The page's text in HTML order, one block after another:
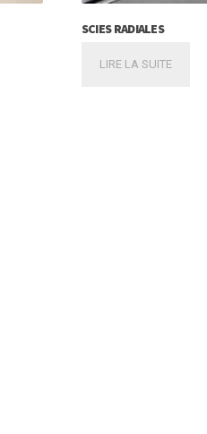
SCIES RADIALES
LIRE LA SUITE